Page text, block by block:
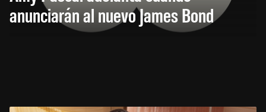
anunciarán al nuevo James Bond